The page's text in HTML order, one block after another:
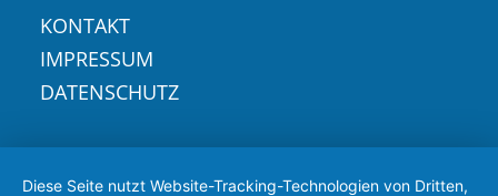
KONTAKT
IMPRESSUM
DATENSCHUTZ
Diese Seite nutzt Website-Tracking-Technologien von Dritten,